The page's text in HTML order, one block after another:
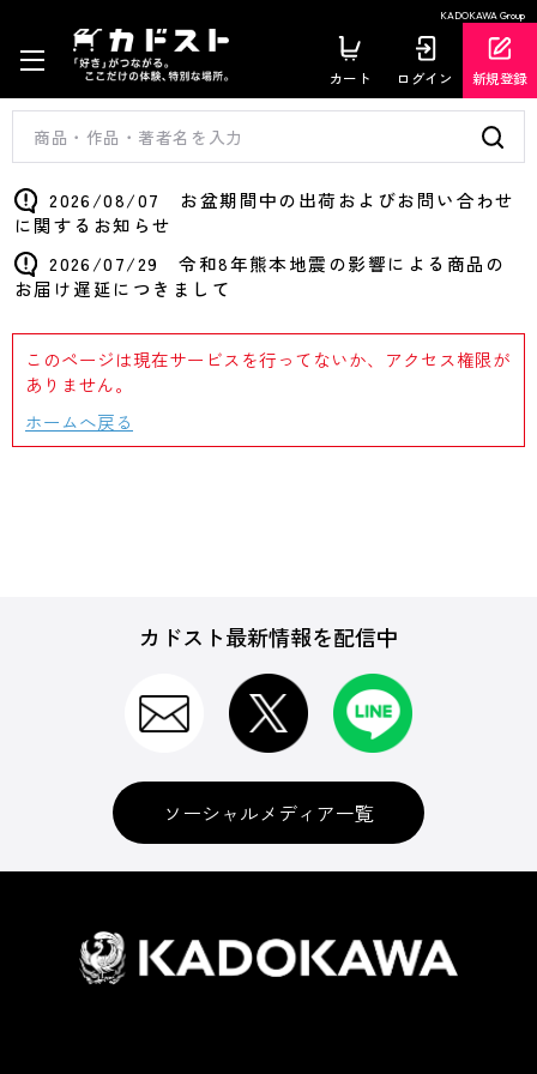
KADOKAWA Group
カート ログイン 新規登録
2026/08/07 お盆期間中の出荷およびお問い合わせ
に関するお知らせ
2026/07/29 令和8年熊本地震の影響による商品の
お届け遅延につきまして
このページは現在サービスを行ってないか、アクセス権限が
ありません。
ホームへ戻る
カドスト最新情報を配信中
ソーシャルメディア一覧